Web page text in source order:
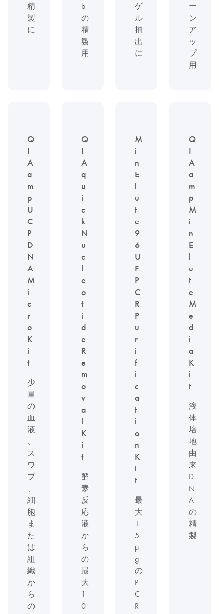
精
製
に
b
の
精
製
用
ゲ
ル
抽
出
に
ー
ン
ア
ッ
プ
用
Q
I
A
a
m
p
U
C
P
D
N
A
M
i
c
r
o
K
i
t
少
量
の
血
液
、
ス
ワ
ブ
、
細
胞
ま
た
は
組
織
か
ら
の
Q
I
A
q
u
i
c
k
N
u
c
l
e
o
t
i
d
e
R
e
m
o
v
a
l
K
i
t
酵
素
反
応
液
か
ら
の
最
大
1
0
M
i
n
E
l
u
t
e
9
6
U
F
P
C
R
P
u
r
i
f
i
c
a
t
i
o
n
K
i
t
最
大
1
5
μ
g
の
P
C
R
Q
I
A
a
m
p
M
i
n
E
l
u
t
e
M
e
d
i
a
K
i
t
液
体
培
地
由
来
D
N
A
の
精
製